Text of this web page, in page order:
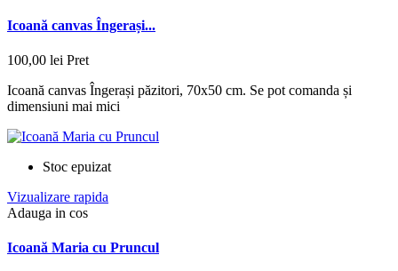
Icoană canvas Îngerași...
100,00 lei Pret
Icoană canvas Îngerași păzitori, 70x50 cm. Se pot comanda și
dimensiuni mai mici
Stoc epuizat
Vizualizare rapida
Adauga in cos
Icoană Maria cu Pruncul